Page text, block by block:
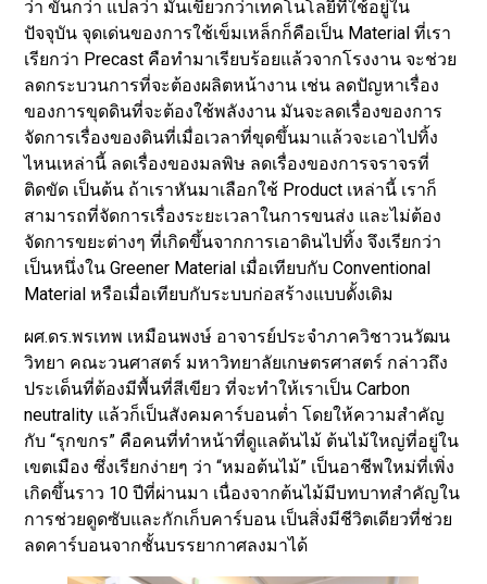
ว่า ขั้นกว่า แปลว่า มันเขียวกว่าเทคโนโลยีที่ใช้อยู่ใน
ปัจจุบัน จุดเด่นของการใช้เข็มเหล็กก็คือเป็น Material ที่เรา
เรียกว่า Precast คือทำมาเรียบร้อยแล้วจากโรงงาน จะช่วย
ลดกระบวนการที่จะต้องผลิตหน้างาน เช่น ลดปัญหาเรื่อง
ของการขุดดินที่จะต้องใช้พลังงาน มันจะลดเรื่องของการ
จัดการเรื่องของดินที่เมื่อเวลาที่ขุดขึ้นมาแล้วจะเอาไปทิ้ง
ไหนเหล่านี้ ลดเรื่องของมลพิษ ลดเรื่องของการจราจรที่
ติดขัด เป็นต้น ถ้าเราหันมาเลือกใช้ Product เหล่านี้ เราก็
สามารถที่จัดการเรื่องระยะเวลาในการขนส่ง และไม่ต้อง
จัดการขยะต่างๆ ที่เกิดขึ้นจากการเอาดินไปทิ้ง จึงเรียกว่า
เป็นหนึ่งใน Greener Material เมื่อเทียบกับ Conventional
Material หรือเมื่อเทียบกับระบบก่อสร้างแบบดั้งเดิม
ผศ.ดร.พรเทพ เหมือนพงษ์ อาจารย์ประจำภาควิชาวนวัฒน
วิทยา คณะวนศาสตร์ มหาวิทยาลัยเกษตรศาสตร์ กล่าวถึง
ประเด็นที่ต้องมีพื้นที่สีเขียว ที่จะทำให้เราเป็น Carbon
neutrality แล้วก็เป็นสังคมคาร์บอนต่ำ โดยให้ความสำคัญ
กับ “รุกขกร” คือคนที่ทำหน้าที่ดูแลต้นไม้ ต้นไม้ใหญ่ที่อยู่ใน
เขตเมือง ซึ่งเรียกง่ายๆ ว่า “หมอต้นไม้” เป็นอาชีพใหม่ที่เพิ่ง
เกิดขึ้นราว 10 ปีที่ผ่านมา เนื่องจากต้นไม้มีบทบาทสำคัญใน
การช่วยดูดซับและกักเก็บคาร์บอน เป็นสิ่งมีชีวิตเดียวที่ช่วย
ลดคาร์บอนจากชั้นบรรยากาศลงมาได้